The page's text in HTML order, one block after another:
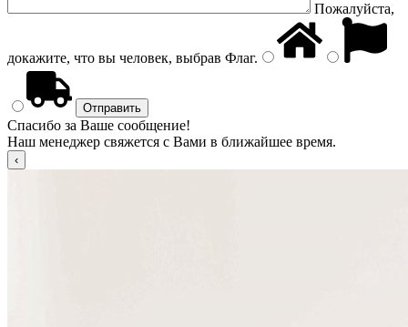
Пожалуйста,
докажите, что вы человек, выбрав Флаг.
Спасибо за Ваше сообщение!
Наш менеджер свяжется с Вами в ближайшее время.